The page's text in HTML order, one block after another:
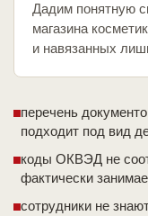
Дадим понятную
магазина
и навязанных
перечень
подходит под вид
коды ОКВЭД не
фактически
сотрудники не